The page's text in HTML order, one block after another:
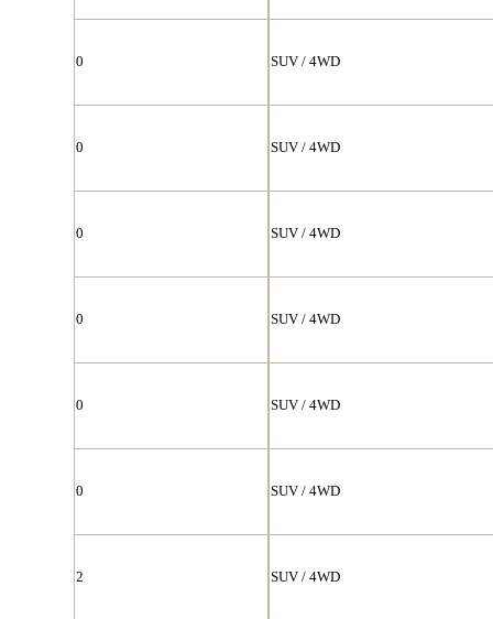
0 SUV / 4WD
0 SUV / 4WD
0 SUV / 4WD
0 SUV / 4WD
0 SUV / 4WD
0 SUV / 4WD
2 SUV / 4WD